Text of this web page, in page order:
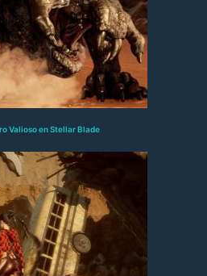
Valioso en Stellar Blade